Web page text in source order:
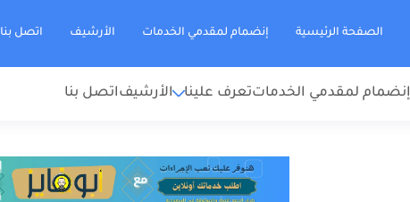
الصفحة الرئيسية إنضمام لمقدمي الخدمات الأرشيف اتصل بنا
إنضمام لمقدمي الخدماتتعرف علينا الأرشيفاتصل بنا